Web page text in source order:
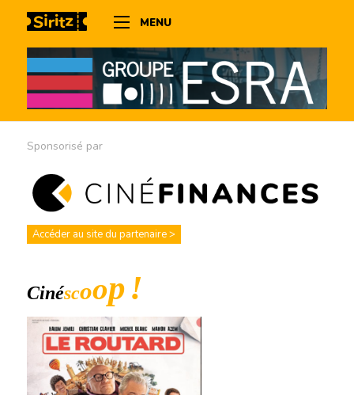
MENU
Sponsorisé par
Accéder au site du partenaire >